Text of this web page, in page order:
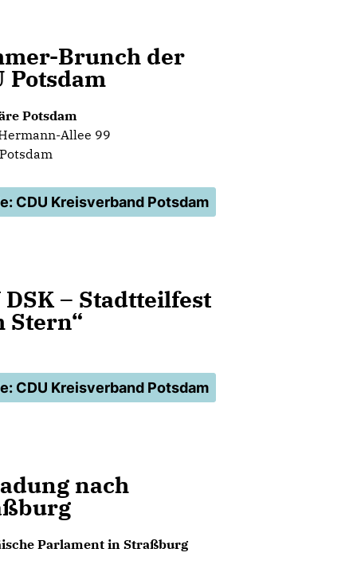
Brunch der
Potsdam
Potsdam
Allee 99
CDU Kreisverband Potsdam
DSK – Stadtteilfest
CDU Kreisverband Potsdam
nach
Parlament in Straßburg